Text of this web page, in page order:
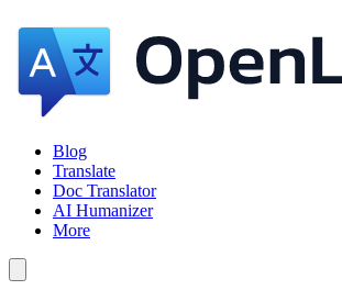
Blog
Translate
Doc Translator
AI Humanizer
More